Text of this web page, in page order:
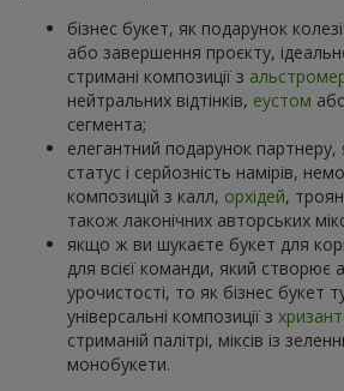
бізнес букет, як подарунок
або завершення проєкту,
стримані композиції з
нейтральних відтінків, еустом
сегмента;
елегантний подарунок партнеру,
статус і серйозність намірів,
композицій з калл, орхідей,
також лаконічних авторських
якщо ж ви шукаєте букет для
для всієї команди, який створює
урочистості, то як бізнес букет
універсальні композиції з
стриманій палітрі, міксів із
монобукети.